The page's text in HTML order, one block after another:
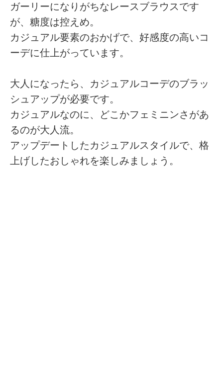
ガーリーになりがちなレースブラウスです
が、糖度は控えめ。
カジュアル要素のおかげで、好感度の高いコ
ーデに仕上がっています。
大人になったら、カジュアルコーデのブラッ
シュアップが必要です。
カジュアルなのに、どこかフェミニンさがあ
るのが大人流。
アップデートしたカジュアルスタイルで、格
上げしたおしゃれを楽しみましょう。